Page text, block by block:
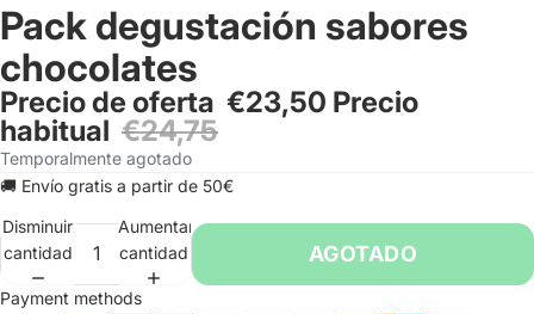
Pack degustación sabores
chocolates
Precio de oferta €23,50 Precio
habitual €24,75
Temporalmente agotado
🚚 Envío gratis a partir de 50€
Disminuir
cantidad
Aumentar
cantidad
AGOTADO
Payment methods